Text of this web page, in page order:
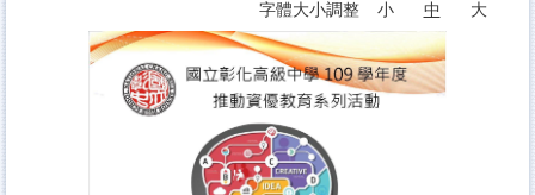
字體大小調整 小 中 大